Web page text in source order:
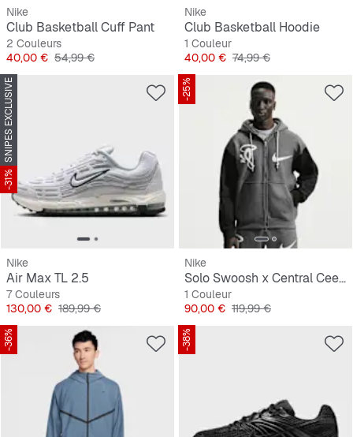
Nike
Club Basketball Cuff Pant
2 Couleurs
Prix
40,00 € Prix original
54,99 €
Nike
Club Basketball Hoodie
1 Couleur
Prix
40,00 € Prix original
74,99 €
SNIPES EXCLUSIVE
-31%
Nike
Air Max TL 2.5
7 Couleurs
Prix
130,00 € Prix original
189,99 €
-25%
Nike
Solo Swoosh x Central Cee Fleece Hoodie
1 Couleur
Prix
90,00 € Prix original
119,99 €
-36% -38%